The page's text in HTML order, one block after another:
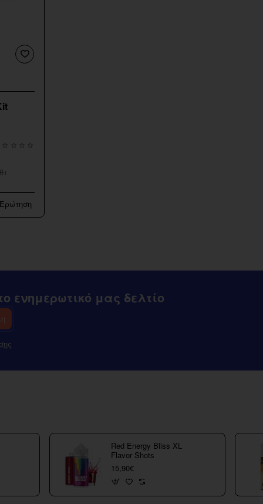
ενημερωτικό μας δελτίο
Red Energy Bliss XL
Flavor Shots
15,90€